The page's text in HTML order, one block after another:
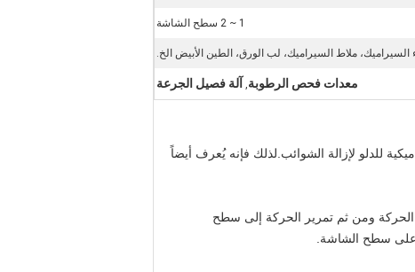
1 ~ 2 سطح الشاشة
السيراميك، ملاط ​​السيراميك، لب الورق، الطين الأبيض الخ.
معدات فحص الرطوبة, آلة فصيل الجرعة
للدلو لإزالة الشوائب.لذلك فإنه يُعرف أيضاً
الحركة ومن ثم تمرير الحركة إلى سطح
على سطح الشاشة.